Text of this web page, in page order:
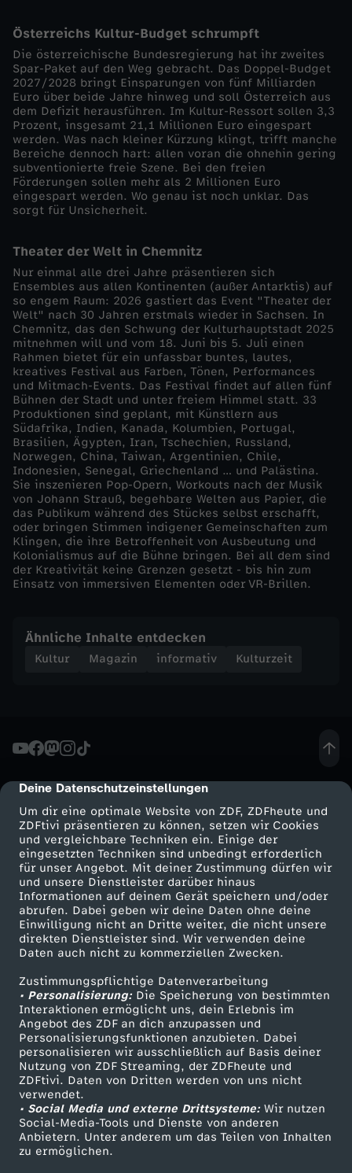
cmp-dialog-description
Deine Datenschutzeinstellungen
Um dir eine optimale Website von ZDF, ZDFheute und
ZDFtivi präsentieren zu können, setzen wir Cookies
und vergleichbare Techniken ein. Einige der
eingesetzten Techniken sind unbedingt erforderlich
für unser Angebot. Mit deiner Zustimmung dürfen wir
und unsere Dienstleister darüber hinaus
Informationen auf deinem Gerät speichern und/oder
abrufen. Dabei geben wir deine Daten ohne deine
Einwilligung nicht an Dritte weiter, die nicht unsere
direkten Dienstleister sind. Wir verwenden deine
Daten auch nicht zu kommerziellen Zwecken.
Zustimmungspflichtige Datenverarbeitung
• Personalisierung:Die Speicherung von bestimmten
Interaktionen ermöglicht uns, dein Erlebnis im
Angebot des ZDF an dich anzupassen und
Personalisierungsfunktionen anzubieten. Dabei
personalisieren wir ausschließlich auf Basis deiner
Nutzung von ZDF Streaming, der ZDFheute und
ZDFtivi. Daten von Dritten werden von uns nicht
verwendet.
• Social Media und externe Drittsysteme:Wir nutzen
Social-Media-Tools und Dienste von anderen
Anbietern. Unter anderem um das Teilen von Inhalten
zu ermöglichen.
n
t
e
r
s
h
ä
t
z
e
n
Z
u
s
r
Österreichs Kultur-Budget schrumpft
Die österreichische Bundesregierung hat ihr zweites
Spar-Paket auf den Weg gebracht. Das Doppel-Budget
2027/2028 bringt Einsparungen von fünf Milliarden
Euro über beide Jahre hinweg und soll Österreich aus
dem Defizit herausführen. Im Kultur-Ressort sollen 3,3
Prozent, insgesamt 21,1 Millionen Euro eingespart
werden. Was nach kleiner Kürzung klingt, trifft manche
Bereiche dennoch hart: allen voran die ohnehin gering
subventionierte freie Szene. Bei den freien
Förderungen sollen mehr als 2 Millionen Euro
eingespart werden. Wo genau ist noch unklar. Das
sorgt für Unsicherheit.
Theater der Welt in Chemnitz
Nur einmal alle drei Jahre präsentieren sich
Ensembles aus allen Kontinenten (außer Antarktis) auf
so engem Raum: 2026 gastiert das Event "Theater der
Welt" nach 30 Jahren erstmals wieder in Sachsen. In
Chemnitz, das den Schwung der Kulturhauptstadt 2025
mitnehmen will und vom 18. Juni bis 5. Juli einen
Rahmen bietet für ein unfassbar buntes, lautes,
kreatives Festival aus Farben, Tönen, Performances
und Mitmach-Events. Das Festival findet auf allen fünf
Bühnen der Stadt und unter freiem Himmel statt. 33
Produktionen sind geplant, mit Künstlern aus
Südafrika, Indien, Kanada, Kolumbien, Portugal,
Brasilien, Ägypten, Iran, Tschechien, Russland,
Norwegen, China, Taiwan, Argentinien, Chile,
Indonesien, Senegal, Griechenland … und Palästina.
Sie inszenieren Pop-Opern, Workouts nach der Musik
von Johann Strauß, begehbare Welten aus Papier, die
das Publikum während des Stückes selbst erschafft,
oder bringen Stimmen indigener Gemeinschaften zum
Klingen, die ihre Betroffenheit von Ausbeutung und
Kolonialismus auf die Bühne bringen. Bei all dem sind
der Kreativität keine Grenzen gesetzt - bis hin zum
Einsatz von immersiven Elementen oder VR-Brillen.
Ähnliche Inhalte entdecken
Kultur Magazin informativ Kulturzeit
Mehr ZDF
ZDF-Apps
Smart TV
ZDFtext
Livestreams
Sendungen A-Z
TV-Programm
Service
ZDFmitreden
Kontakt zum ZDF
Tickets
Zuschauerservice
Hilfe
ZDF Unternehmen
Karriere